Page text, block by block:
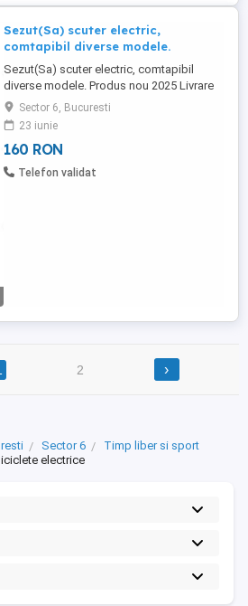
Sezut(Sa) scuter electric,
comtapibil diverse modele.
Sezut(Sa) scuter electric, comtapibil
diverse modele. Produs nou 2025 Livrare
cu verificare
Sector 6, Bucuresti
23 iunie
160 RON
Telefon validat
2 ›
Sector 6
Timp liber si sport
electrice